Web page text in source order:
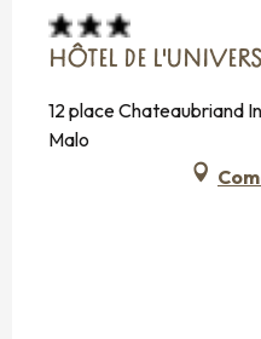
HÔTEL DE L'UNIVERS
12 place Chateaubriand
Malo